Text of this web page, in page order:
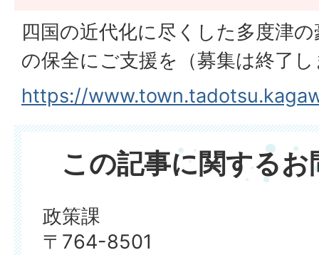
四国の近代化に尽くした多度津
の保全にご支援を（募集は終了
https://
この記事に関する
政策課
〒764-8501